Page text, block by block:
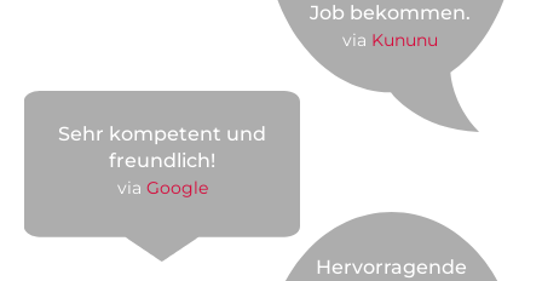
Job bekommen.
via Kununu
Sehr kompetent und
freundlich!
via Google
Hervorragende